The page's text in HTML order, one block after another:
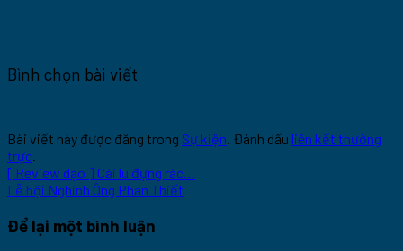
Bình chọn bài viết
Bài viết này được đăng trong Sự kiện. Đánh dấu liên kết thường
trực.
[ Review dạo ] Cái lu đựng rác…
Lễ hội Nghinh Ông Phan Thiết
Để lại một bình luận